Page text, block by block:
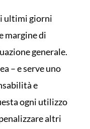
ultimi giorni
margine di
generale.
– e serve uno
e
ogni utilizzo
altri